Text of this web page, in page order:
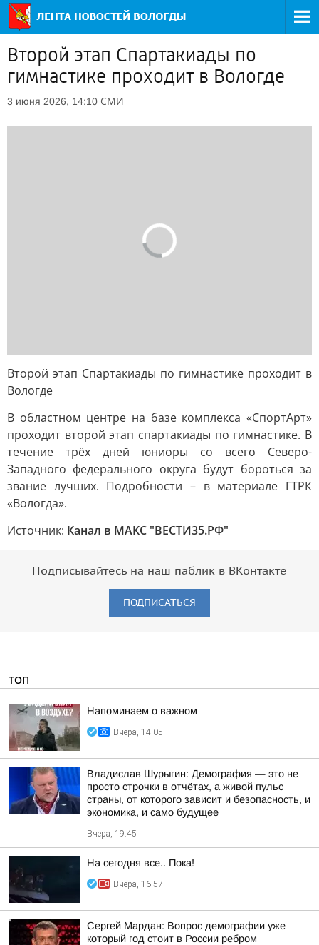
Второй этап Спартакиады по
гимнастике проходит в Вологде
3 июня 2026, 14:10 СМИ
Второй этап Спартакиады по гимнастике проходит в
Вологде
В областном центре на базе комплекса «СпортАрт»
проходит второй этап спартакиады по гимнастике. В
течение трёх дней юниоры со всего Северо-
Западного федерального округа будут бороться за
звание лучших. Подробности – в материале ГТРК
«Вологда».
Источник: Канал в МАКС "ВЕСТИ35.РФ"
Подписывайтесь на наш паблик в ВКонтакте
ПОДПИСАТЬСЯ
ТОП
Напоминаем о важном
Вчера, 14:05
Владислав Шурыгин: Демография — это не
просто строчки в отчётах, а живой пульс
страны, от которого зависит и безопасность, и
экономика, и само будущее
Вчера, 19:45
На сегодня все.. Пока!
Вчера, 16:57
Сергей Мардан: Вопрос демографии уже
который год стоит в России ребром